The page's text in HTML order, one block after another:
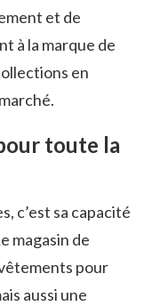
et de
à la marque de
en
toute la
c’est sa capacité
magasin de
pour
aussi une